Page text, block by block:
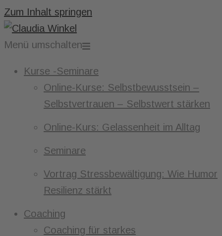
Zum Inhalt springen
Menü umschalten
Kurse -Seminare
Online-Kurse: Selbstbewusstsein –
Selbstvertrauen – Selbstwert stärken
Online-Kurs: Gelassenheit im Alltag
Seminare
Vortrag Stressbewältigung: Wie Humor
Resilienz stärkt
Coaching
Coaching für starkes